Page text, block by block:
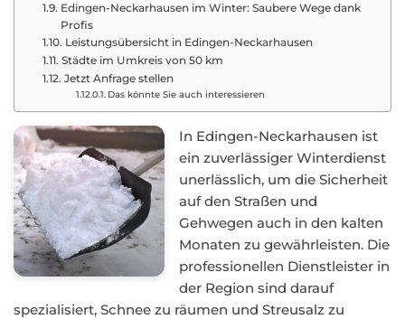
Edingen-Neckarhausen im Winter: Saubere Wege dank
Profis
Leistungsübersicht in Edingen-Neckarhausen
Städte im Umkreis von 50 km
Jetzt Anfrage stellen
Das könnte Sie auch interessieren
In Edingen-Neckarhausen ist
ein zuverlässiger Winterdienst
unerlässlich, um die Sicherheit
auf den Straßen und
Gehwegen auch in den kalten
Monaten zu gewährleisten. Die
professionellen Dienstleister in
der Region sind darauf
spezialisiert, Schnee zu räumen und Streusalz zu